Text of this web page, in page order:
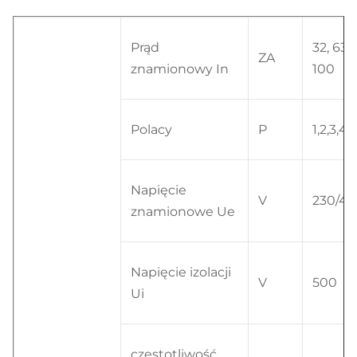
Prąd
znamionowy In
ZA
32, 63,
100
Polacy P 1,2,3,4
Napięcie
znamionowe Ue
V 230/
Napięcie izolacji
Ui
V 500